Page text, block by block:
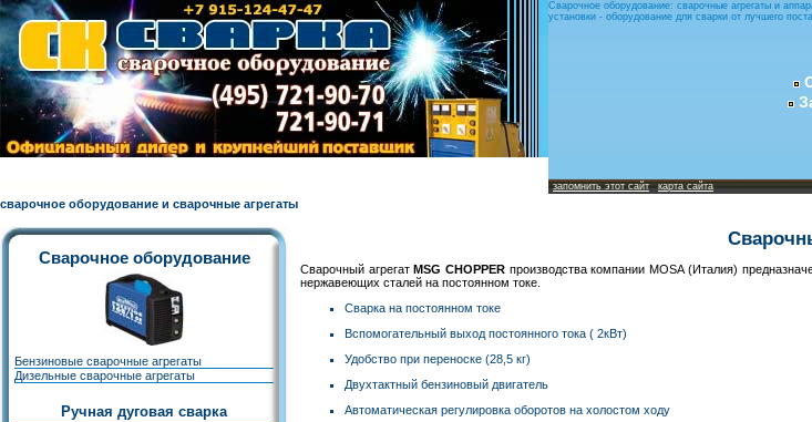
сварочное оборудование и сварочные агрегаты
Сварочное оборудование: сварочные агрегаты и
установки - оборудование для сварки от лучшего
запомнить этот сайт карта сайта
Сварочное оборудование
Бензиновые сварочные агрегаты
Дизельные сварочные агрегаты
Ручная дуговая сварка
Cварочный агрегатMSG CHOPPER производства компании MOSA (Италия)
нержавеющих сталей на постоянном токе.
Сварка на постоянном токе
Вспомогательный выход постоянного тока ( 2кВт)
Удобство при переноске (28,5 кг)
Двухтактный бензиновый двигатель
Автоматическая регулировка оборотов на холостом ходу